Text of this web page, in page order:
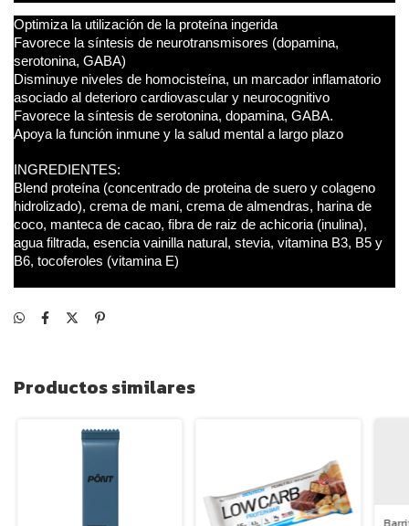
Optimiza la utilización de la proteína ingerida
Favorece la síntesis de neurotransmisores (dopamina,
serotonina, GABA)
Disminuye niveles de homocisteína, un marcador inflamatorio
asociado al deterioro cardiovascular y neurocognitivo
Favorece la síntesis de serotonina, dopamina, GABA.
Apoya la función inmune y la salud mental a largo plazo
INGREDIENTES:
Blend proteína (concentrado de proteina de suero y colageno
hidrolizado), crema de mani, crema de almendras, harina de
coco, manteca de cacao, fibra de raiz de achicoria (inulina),
agua filtrada, esencia vainilla natural, stevia, vitamina B3, B5 y
B6, tocoferoles (vitamina E)
Productos similares